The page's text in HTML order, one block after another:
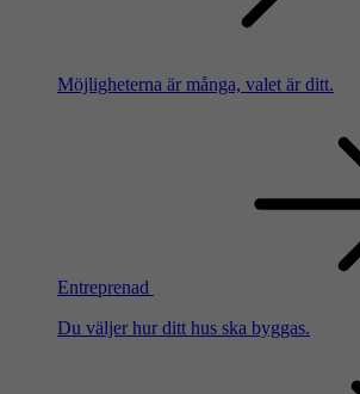
Möjligheterna är många, valet är ditt.
Entreprenad
Du väljer hur ditt hus ska byggas.